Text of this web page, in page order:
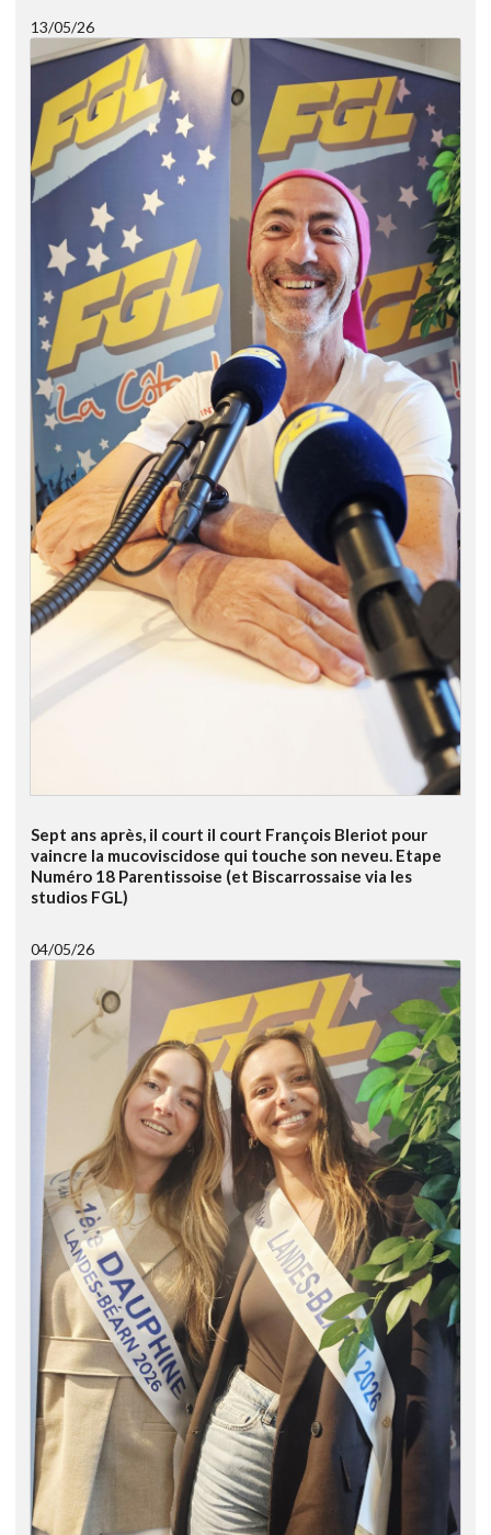
13/05/26
Sept ans après, il court il court François Bleriot pour
vaincre la mucoviscidose qui touche son neveu. Etape
Numéro 18 Parentissoise (et Biscarrossaise via les
studios FGL)
04/05/26